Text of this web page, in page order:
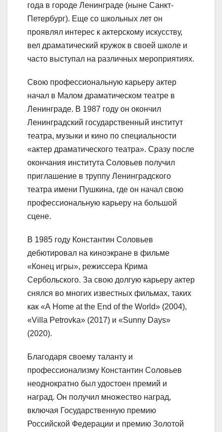
года в городе Ленинграде (ныне Санкт-
Петербург). Еще со школьных лет он
проявлял интерес к актерскому искусству,
вел драматический кружок в своей школе и
часто выступал на различных мероприятиях.
Свою профессиональную карьеру актер
начал в Малом драматическом театре в
Ленинграде. В 1987 году он окончил
Ленинградский государственный институт
театра, музыки и кино по специальности
«актер драматического театра». Сразу после
окончания института Соловьев получил
приглашение в труппу Ленинградского
театра имени Пушкина, где он начал свою
профессиональную карьеру на большой
сцене.
В 1985 году Константин Соловьев
дебютировал на киноэкране в фильме
«Конец игры», режиссера Крима
Сербольского. За свою долгую карьеру актер
снялся во многих известных фильмах, таких
как «А Home at the End of the World» (2004),
«Villa Petrovka» (2017) и «Sunny Days»
(2020).
Благодаря своему таланту и
профессионализму Константин Соловьев
неоднократно был удостоен премий и
наград. Он получил множество наград,
включая Государственную премию
Российской Федерации и премию Золотой